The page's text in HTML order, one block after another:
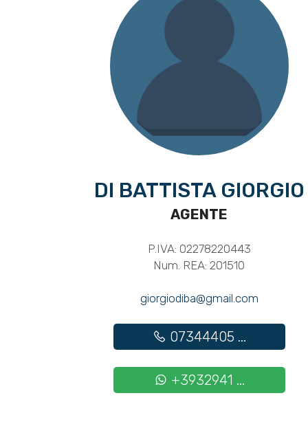
DI BATTISTA GIORGIO
AGENTE
P.IVA: 02278220443
Num. REA: 201510
giorgiodiba@gmail.com
07344405 ...
+3932941 ...